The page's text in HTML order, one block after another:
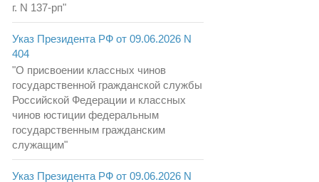
г. N 137-рп"
Указ Президента РФ от 09.06.2026 N
404
"О присвоении классных чинов
государственной гражданской службы
Российской Федерации и классных
чинов юстиции федеральным
государственным гражданским
служащим"
Указ Президента РФ от 09.06.2026 N